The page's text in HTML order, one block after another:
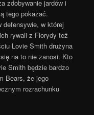
zdobywanie jardów i
tego pokazać.
defensywie, w której
rywali z Florydy też
Lovie Smith drużyna
na to nie zanosi. Kto
Smith będzie bardzo
Bears, że jego
rozrachunku